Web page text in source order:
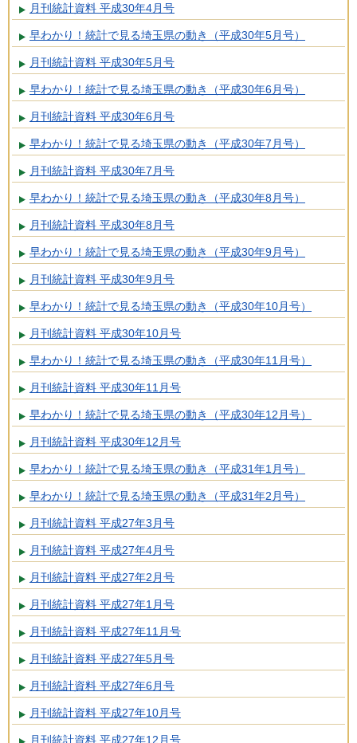
月刊統計資料 平成30年4月号
早わかり！統計で見る埼玉県の動き（平成30年5月号）
月刊統計資料 平成30年5月号
早わかり！統計で見る埼玉県の動き（平成30年6月号）
月刊統計資料 平成30年6月号
早わかり！統計で見る埼玉県の動き（平成30年7月号）
月刊統計資料 平成30年7月号
早わかり！統計で見る埼玉県の動き（平成30年8月号）
月刊統計資料 平成30年8月号
早わかり！統計で見る埼玉県の動き（平成30年9月号）
月刊統計資料 平成30年9月号
早わかり！統計で見る埼玉県の動き（平成30年10月号）
月刊統計資料 平成30年10月号
早わかり！統計で見る埼玉県の動き（平成30年11月号）
月刊統計資料 平成30年11月号
早わかり！統計で見る埼玉県の動き（平成30年12月号）
月刊統計資料 平成30年12月号
早わかり！統計で見る埼玉県の動き（平成31年1月号）
早わかり！統計で見る埼玉県の動き（平成31年2月号）
月刊統計資料 平成27年3月号
月刊統計資料 平成27年4月号
月刊統計資料 平成27年2月号
月刊統計資料 平成27年1月号
月刊統計資料 平成27年11月号
月刊統計資料 平成27年5月号
月刊統計資料 平成27年6月号
月刊統計資料 平成27年10月号
月刊統計資料 平成27年12月号